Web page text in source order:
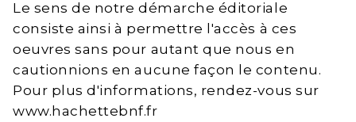
Le sens de notre démarche éditoriale
consiste ainsi à permettre l'accès à ces
oeuvres sans pour autant que nous en
cautionnions en aucune façon le contenu.
Pour plus d'informations, rendez-vous sur
www.hachettebnf.fr